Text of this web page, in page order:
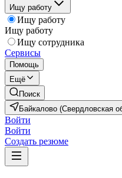
Ищу работу
Ищу работу
Ищу работу
Ищу сотрудника
Сервисы
Помощь
Ещё
Поиск
Байкалово (Свердловская
Войти
Войти
Создать резюме